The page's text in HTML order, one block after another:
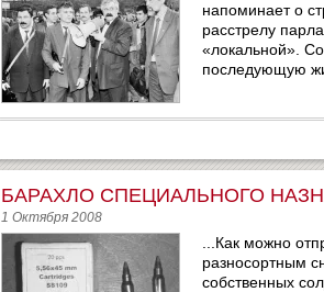
напоминает о
расстрелу
«локальной».
последующую
БАРАХЛО СПЕЦИАЛЬНОГО
1 Октября 2008
...Как можно
разносортным
собственных